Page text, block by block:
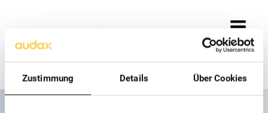
Zustimmung Details Über Cookies